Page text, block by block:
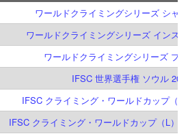
ワールドクライミングシリーズ シャ
ワールドクライミングシリーズ インス
ワールドクライミングシリーズ プ
IFSC 世界選手権 ソウル
IFSC クライミング・ワールドカップ（L
IFSC クライミング・ワールドカップ（L）